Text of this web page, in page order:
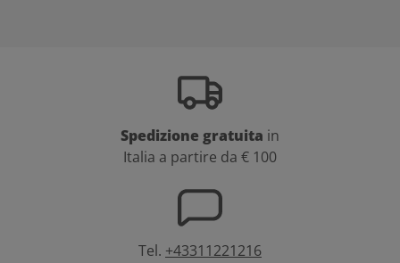
Spedizione gratuita in
Italia a partire da € 100
Tel. +43311221216